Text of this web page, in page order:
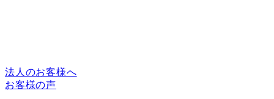
法人のお客様へ
お客様の声